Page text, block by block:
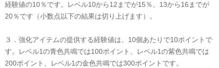
経験値の10％です。レベル10から12 までが15％、 13から16 までが
20％です（小数点以下の結果は切り上げます）。
３． 強化アイテムの提供する経験値は、 10個あたりで10ポイントで
す。レベル1の青色共鳴では100ポイント、レベル1の紫色共鳴では
200ポイント、レベル1の金色共鳴では300ポイントです。